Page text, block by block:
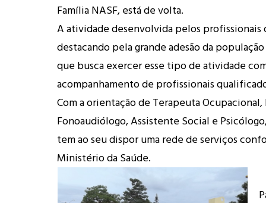
Família NASF, está de volta.
A atividade desenvolvida pelos profissionais
destacando pela grande adesão da
que busca exercer esse tipo de atividade
acompanhamento de profissionais
Com a orientação de Terapeuta
Fonoaudiólogo, Assistente Social e
tem ao seu dispor uma rede de serviços
Ministério da Saúde.